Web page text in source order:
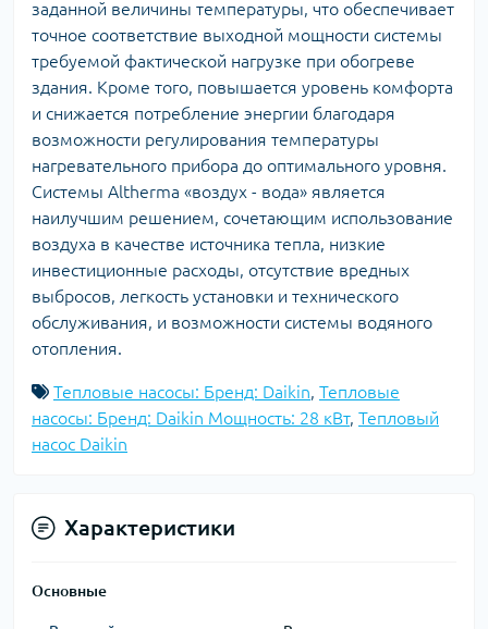
заданной величины температуры, что обеспечивает
точное соответствие выходной мощности системы
требуемой фактической нагрузке при обогреве
здания. Кроме того, повышается уровень комфорта
и снижается потребление энергии благодаря
возможности регулирования температуры
нагревательного прибора до оптимального уровня.
Системы Altherma «воздух - вода» является
наилучшим решением, сочетающим использование
воздуха в качестве источника тепла, низкие
инвестиционные расходы, отсутствие вредных
выбросов, легкость установки и технического
обслуживания, и возможности системы водяного
отопления.
Тепловые насосы: Бренд: Daikin, Тепловые
насосы: Бренд: Daikin Мощность: 28 кВт, Тепловый
насос Daikin
Характеристики
Основные